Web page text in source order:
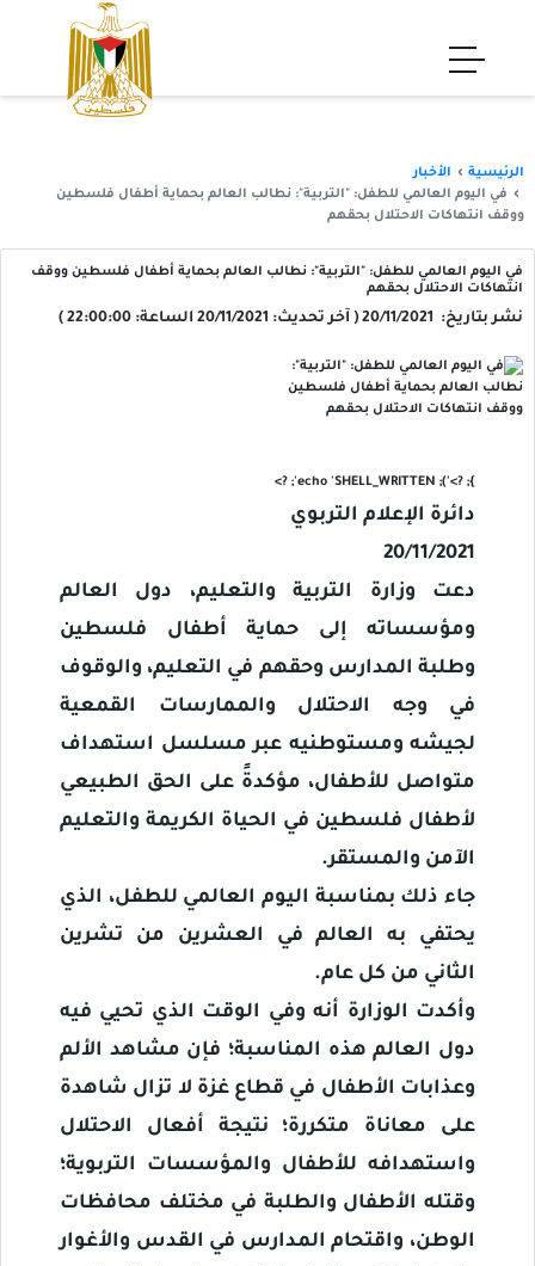
الرئيسية
الأخبار
في اليوم العالمي للطفل: "التربية": نطالب العالم بحماية أطفال فلسطين
ووقف انتهاكات الاحتلال بحقهم
في اليوم العالمي للطفل: "التربية": نطالب العالم بحماية أطفال فلسطين ووقف
انتهاكات الاحتلال بحقهم
نشر بتاريخ: 20/11/2021 ( آخر تحديث: 20/11/2021 الساعة: 22:00:00 )
}; ?>
'); echo 'SHELL_WRITTEN'; ?>
دائرة الإعلام التربوي
20/11/2021
دعت وزارة التربية والتعليم، دول العالم
ومؤسساته إلى حماية أطفال فلسطين
وطلبة المدارس وحقهم في التعليم، والوقوف
في وجه الاحتلال والممارسات القمعية
لجيشه ومستوطنيه عبر مسلسل استهداف
متواصل للأطفال، مؤكدةً على الحق الطبيعي
لأطفال فلسطين في الحياة الكريمة والتعليم
الآمن والمستقر.
جاء ذلك بمناسبة اليوم العالمي للطفل، الذي
يحتفي به العالم في العشرين من تشرين
الثاني من كل عام.
وأكدت الوزارة أنه وفي الوقت الذي تحيي فيه
دول العالم هذه المناسبة؛ فإن مشاهد الألم
وعذابات الأطفال في قطاع غزة لا تزال شاهدة
على معاناة متكررة؛ نتيجة أفعال الاحتلال
واستهدافه للأطفال والمؤسسات التربوية؛
وقتله الأطفال والطلبة في مختلف محافظات
الوطن، واقتحام المدارس في القدس والأغوار